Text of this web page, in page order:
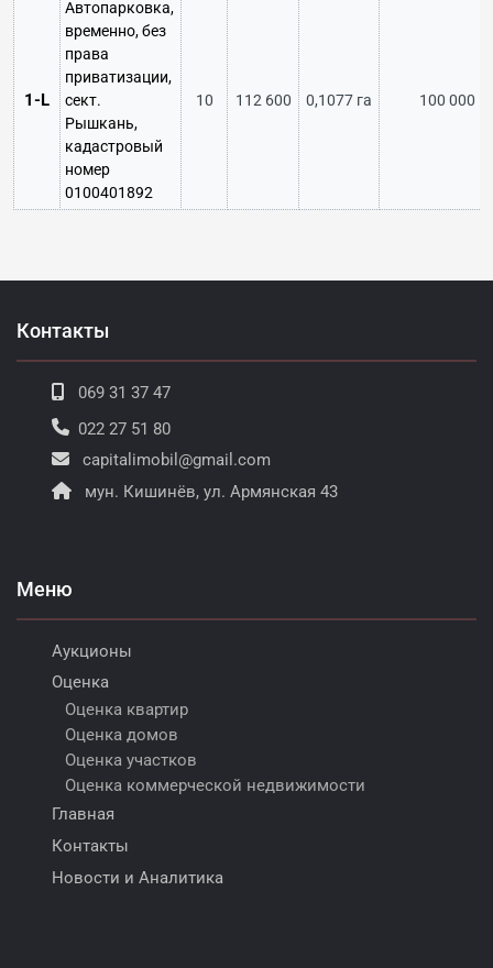
1-L
Автопарковка,
временно, без
права
приватизации,
сект.
Рышкань,
кадастровый
номер
0100401892
10 112 600 0,1077 га 100 000
Контакты
069 31 37 47
022 27 51 80
capitalimobil@gmail.com
мун. Кишинёв, ул. Армянская 43
Меню
Аукционы
Оценка
Оценка квартир
Оценка домов
Оценка участков
Оценка коммерческой недвижимости
Главная
Контакты
Новости и Аналитика